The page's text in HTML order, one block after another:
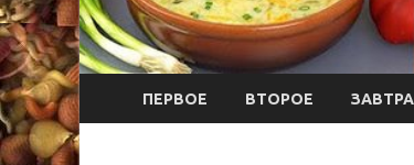
ПЕРВОЕ ВТОРОЕ